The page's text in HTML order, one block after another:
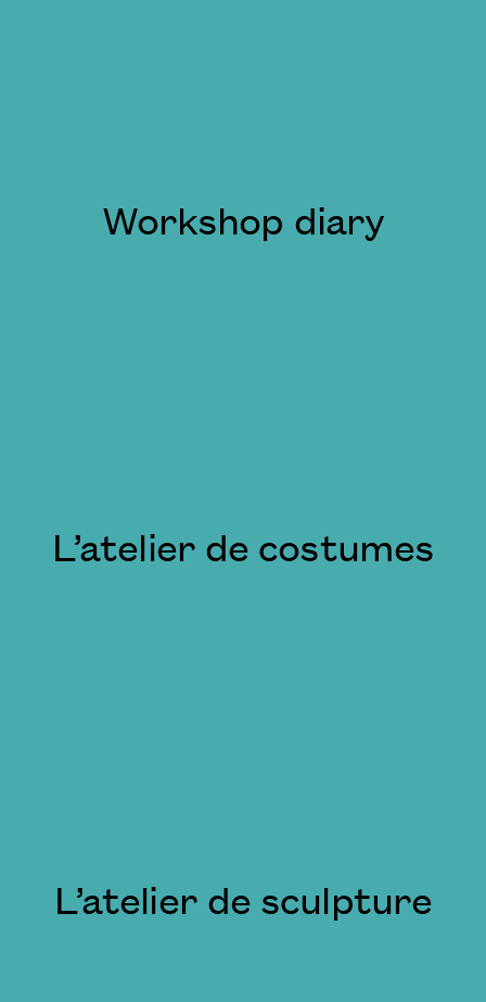
Workshop diary
L’atelier de costumes
L’atelier de sculpture